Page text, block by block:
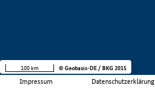
Impressum Datenschutzerklärung
100 km © Geobasis-DE / BKG 2015